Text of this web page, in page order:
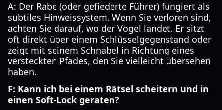
A: Der Rabe (oder gefiederte Führer) fungiert als
subtiles Hinweissystem. Wenn Sie verloren sind,
achten Sie darauf, wo der Vogel landet. Er sitzt
oft direkt über einem Schlüsselgegenstand oder
zeigt mit seinem Schnabel in Richtung eines
versteckten Pfades, den Sie vielleicht übersehen
haben.
F: Kann ich bei einem Rätsel scheitern und in
einen Soft-Lock geraten?